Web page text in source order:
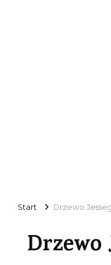
Start Drzewo
Drzewo